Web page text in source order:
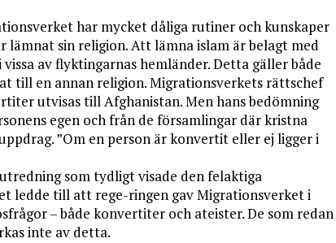
har mycket dåliga rutiner och kunskaper
sin religion. Att lämna islam är belagt med
av flyktingarnas hemländer. Detta gäller både
till en annan religion. Migrationsverkets rättschef
utvisas till Afghanistan. Men hans bedömning
egen och från de församlingar där kristna
”Om en person är konvertit eller ej ligger i
som tydligt visade den felaktiga
ledde till att rege-ringen gav Migrationsverket i
– både konvertiter och ateister. De som redan
inte av detta.